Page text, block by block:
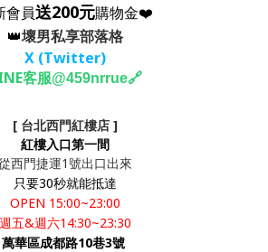
員送200元購物金❤️
👑壞男私享部落格
X (Twitter)
客服@459nrrue🔗
[ 台北西門紅樓店 ]
紅樓入口第一間
西門捷運1號出口出來
只要30秒就能抵達
OPEN 15:00~23:00
週五&週六14:30~23:30
萬華區成都路10巷3號